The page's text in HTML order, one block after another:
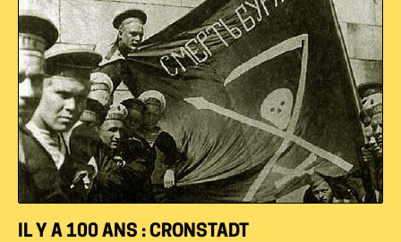
IL Y A 100 ANS : CRONSTADT